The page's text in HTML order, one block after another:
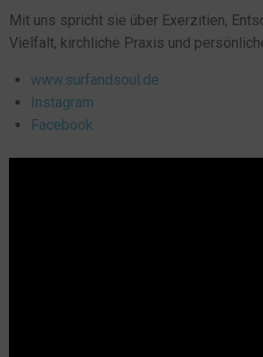
Mit uns spricht sie über Exerzitien,
Vielfalt, kirchliche Praxis und
www.surfandsoul.de
Instagram
Facebook